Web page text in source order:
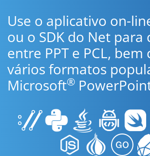
Use o aplicativo on-
ou o SDK do Net para
entre PPT e PCL, bem
vários formatos
Microsoft®